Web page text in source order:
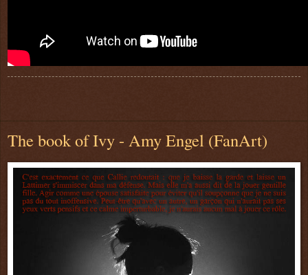
The book of Ivy - Amy Engel (FanArt)